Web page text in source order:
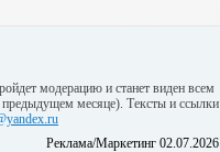
модерацию и станет виден всем
предыдущем месяце). Тексты и ссылки
Реклама/Маркетинг 02.07.2026